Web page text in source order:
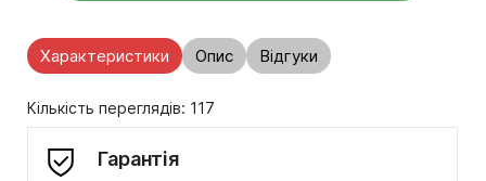
Характеристики Опис Відгуки
Кількість переглядів: 117
Гарантія